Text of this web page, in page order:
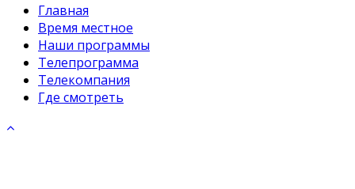
Главная
Время местное
Наши программы
Телепрограмма
Телекомпания
Где смотреть